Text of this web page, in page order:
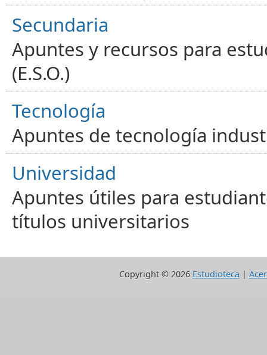
Secundaria
Apuntes y recursos para
(E.S.O.)
Tecnología
Apuntes de tecnología
Universidad
Apuntes útiles para
títulos universitarios
Copyright © 2026 Estudioteca |